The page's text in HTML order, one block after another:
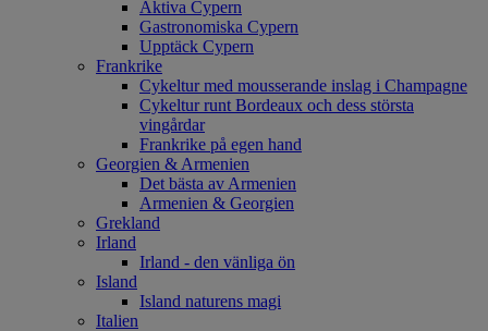
Aktiva Cypern
Gastronomiska Cypern
Upptäck Cypern
Frankrike
Cykeltur med mousserande inslag i Champagne
Cykeltur runt Bordeaux och dess största
vingårdar
Frankrike på egen hand
Georgien & Armenien
Det bästa av Armenien
Armenien & Georgien
Grekland
Irland
Irland - den vänliga ön
Island
Island naturens magi
Italien